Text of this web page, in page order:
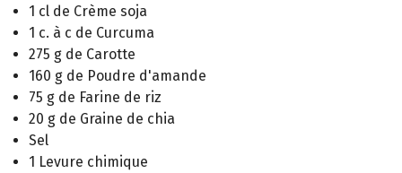
1 cl de Crème soja
1 c. à c de Curcuma
275 g de Carotte
160 g de Poudre d'amande
75 g de Farine de riz
20 g de Graine de chia
Sel
1 Levure chimique